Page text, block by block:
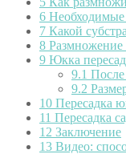
6 Необходимые
7 Какой
8 Размножение
9 Юкка
9.1
9.2
10 Пересадка
11 Пересадка
12 Заключение
13 Видео: